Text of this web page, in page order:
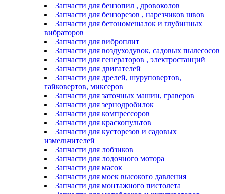
Запчасти для бензопил , дровоколов
Запчасти для бензорезов , нарезчиков швов
Запчасти для бетономешалок и глубинных
вибраторов
Запчасти для виброплит
Запчасти для воздуходувок, садовых пылесосов
Запчасти для генераторов , электростанций
Запчасти для двигателей
Запчасти для дрелей, шуруповертов,
гайковертов, миксеров
Запчасти для заточных машин, граверов
Запчасти для зернодробилок
Запчасти для компрессоров
Запчасти для краскопультов
Запчасти для кусторезов и садовых
измельчителей
Запчасти для лобзиков
Запчасти для лодочного мотора
Запчасти для масок
Запчасти для моек высокого давления
Запчасти для монтажного пистолета